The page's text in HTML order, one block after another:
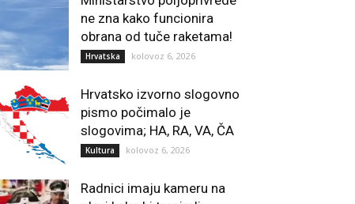
ne zna kako funcionira
obrana od tuče raketama!
Hrvatska kolovoz 6, 2026
Hrvatsko izvorno slogovno
pismo počimalo je
slogovima; HA, RA, VA, ČA
Kultura kolovoz 6, 2026
Radnici imaju kameru na